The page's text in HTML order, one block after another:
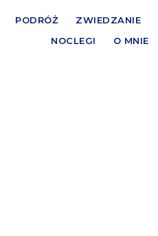
PODRÓŻ ZWIEDZANIE
NOCLEGI
O MNIE